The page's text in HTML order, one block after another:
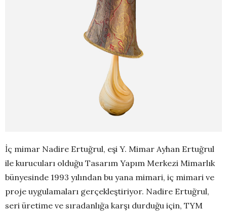
İç mimar Nadire Ertuğrul, eşi Y. Mimar Ayhan Ertuğrul
ile kurucuları olduğu Tasarım Yapım Merkezi Mimarlık
bünyesinde 1993 yılından bu yana mimari, iç mimari ve
proje uygulamaları gerçekleştiriyor. Nadire Ertuğrul,
seri üretime ve sıradanlığa karşı durduğu için, TYM